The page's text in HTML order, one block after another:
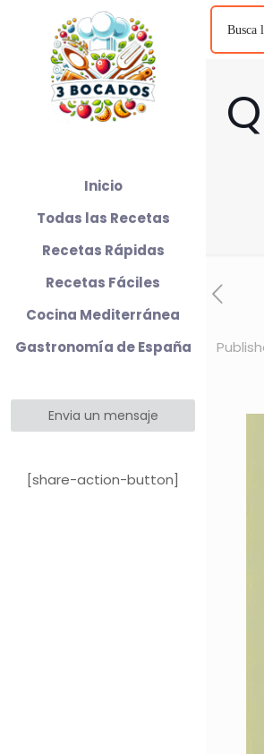
Inicio
Todas las Recetas
Recetas Rápidas
Recetas Fáciles
Cocina Mediterránea
Gastronomía de España
Envia un mensaje
[share-action-button]